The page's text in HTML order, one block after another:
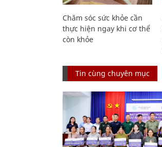
Chăm sóc sức khỏe cần
thực hiện ngay khi cơ thể
còn khỏe
Tin cùng chuyên mục